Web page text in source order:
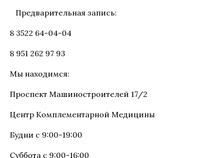
⠀Предварительная запись:
8 3522 64-04-04
8 951 262 97 93
Мы находимся:
Проспект Машиностроителей 17/2
Центр Комплементарной Медицины
Будни с 9:00-19:00
Суббота с 9:00-16:00